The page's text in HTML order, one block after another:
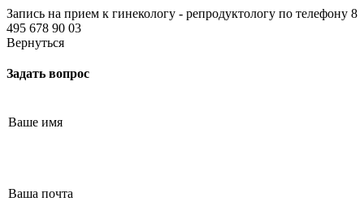
Терапевт
Маммолог
Политика обработки персональных данных
Полезные статьи и видео
Запись на прием к гинекологу - репродуктологу по телефону 8
495 678 90 03
Вернуться
Задать вопрос